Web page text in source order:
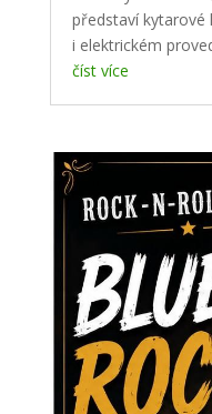
představí kytarové
i elektrickém
číst více